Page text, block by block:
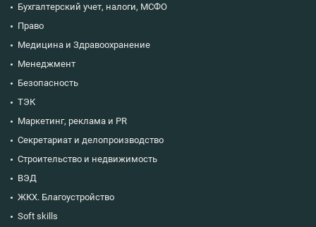
Бухгалтерский учет, налоги, МСФО
Право
Медицина и Здравоохранение
Менеджмент
Безопасность
ТЭК
Маркетинг, реклама и PR
Секретариат и делопроизводство
Строительство и недвижимость
ВЭД
ЖКХ. Благоустройство
Soft skills